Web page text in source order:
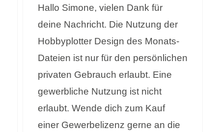
Hallo Simone, vielen Dank für
deine Nachricht. Die Nutzung der
Hobbyplotter Design des Monats-
Dateien ist nur für den persönlichen
privaten Gebrauch erlaubt. Eine
gewerbliche Nutzung ist nicht
erlaubt. Wende dich zum Kauf
einer Gewerbelizenz gerne an die